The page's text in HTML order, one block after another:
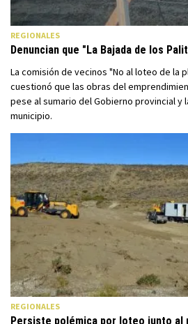
REGIONALES
Denuncian que "La Bajada de los
La comisión de vecinos "No al loteo de la
cuestionó que las obras del
pese al sumario del Gobierno provincial y
municipio.
REGIONALES
Persiste polémica por loteo junto al